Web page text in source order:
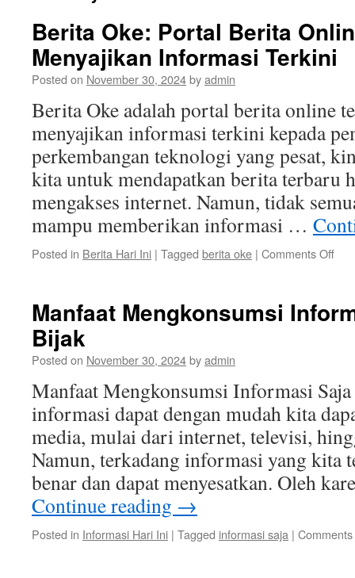
Berita Oke: Portal Berita
Menyajikan Informasi Terkini
Posted on November 30, 2024byadmin
Berita Oke adalah portal berita online
menyajikan informasi terkini kepada
perkembangan teknologi yang pesat,
kita untuk mendapatkan berita terbaru
mengakses internet. Namun, tidak
mampu memberikan informasi …
Posted in Berita Hari Ini | Tagged berita oke | Comments Offon
Manfaat Mengkonsumsi
Bijak
Posted on November 30, 2024byadmin
Manfaat Mengkonsumsi Informasi
informasi dapat dengan mudah kita
media, mulai dari internet, televisi,
Namun, terkadang informasi yang kita
benar dan dapat menyesatkan. Oleh
Continue reading →
Posted in Informasi Hari Ini | Tagged informasi saja |